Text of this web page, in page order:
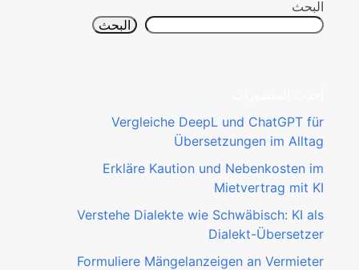
البحث
البحث
Vergleiche DeepL und ChatGPT für
Übersetzungen im Alltag
Erkläre Kaution und Nebenkosten im
Mietvertrag mit KI
Verstehe Dialekte wie Schwäbisch: KI als
Dialekt-Übersetzer
Formuliere Mängelanzeigen an Vermieter